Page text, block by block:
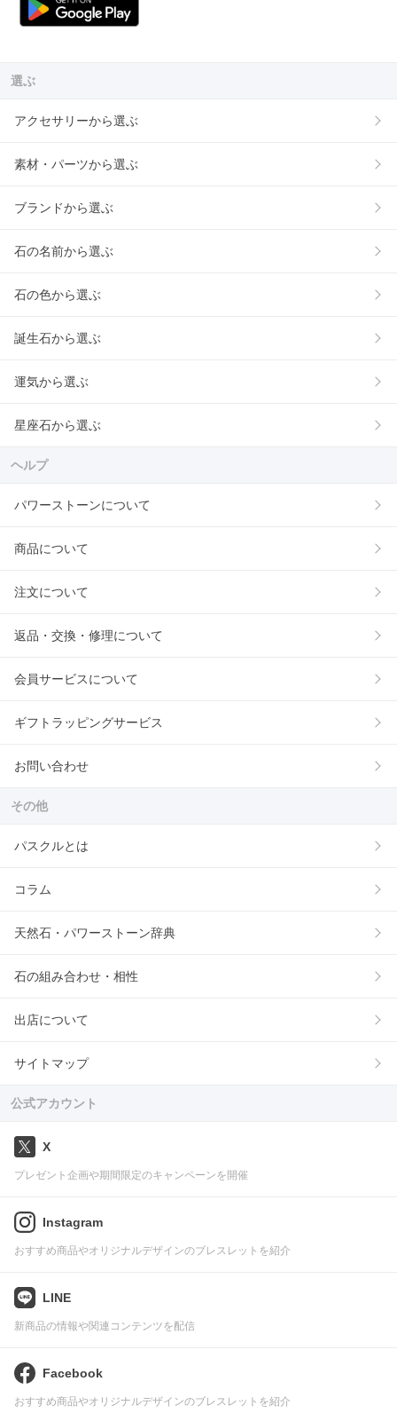
選ぶ
アクセサリーから選ぶ
素材・パーツから選ぶ
ブランドから選ぶ
石の名前から選ぶ
石の色から選ぶ
誕生石から選ぶ
運気から選ぶ
星座石から選ぶ
ヘルプ
パワーストーンについて
商品について
注文について
返品・交換・修理について
会員サービスについて
ギフトラッピングサービス
お問い合わせ
その他
パスクルとは
コラム
天然石・パワーストーン辞典
石の組み合わせ・相性
出店について
サイトマップ
公式アカウント
X
プレゼント企画や期間限定のキャンペーンを開催
Instagram
おすすめ商品やオリジナルデザインのブレスレットを紹介
LINE
新商品の情報や関連コンテンツを配信
Facebook
おすすめ商品やオリジナルデザインのブレスレットを紹介